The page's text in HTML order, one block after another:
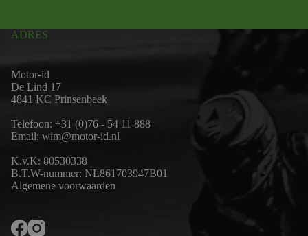
ADRES
Motor-id
De Lind 17
4841 KC Prinsenbeek
Telefoon: +31 (0)76 - 54 11 888
Email: wim@motor-id.nl
K.v.K: 80530338
B.T.W-nummer: NL861703947B01
Algemene voorwaarden